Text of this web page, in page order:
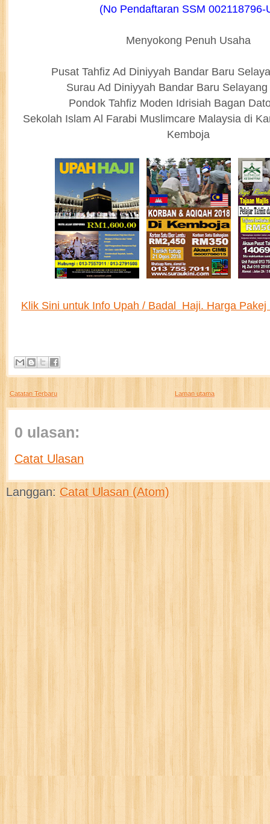
(No Pendaftaran SSM 002118796-
Menyokong Penuh Usaha
Pusat Tahfiz Ad Diniyyah Bandar Baru
Surau Ad Diniyyah Bandar Baru
Pondok Tahfiz Moden Idrisiah Bagan
Sekolah Islam Al Farabi Muslimcare Malaysia di
Kemboja
Klik Sini untuk Info Upah / Badal Haji. Harga Pakej
Catatan Terbaru Laman utama
0 ulasan:
Catat Ulasan
Langgan: Catat Ulasan (Atom)